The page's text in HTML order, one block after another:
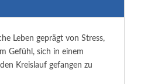
Leben geprägt von Stress,
Gefühl, sich in einem
Kreislauf gefangen zu